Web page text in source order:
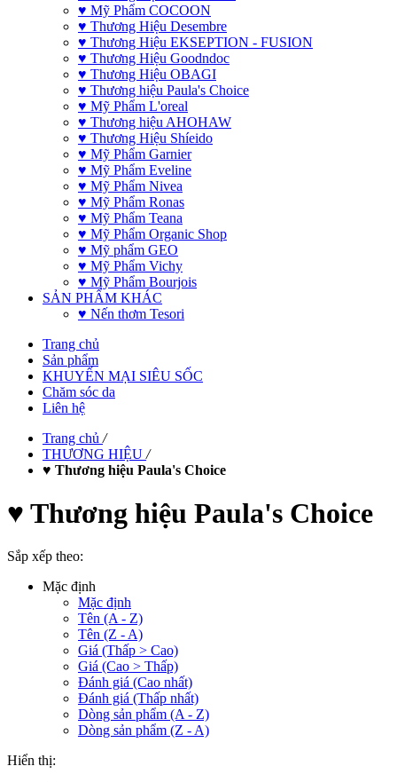
♥ Mỹ Phẩm COCOON
♥ Thương Hiệu Desembre
♥ Thương Hiệu EKSEPTION - FUSION
♥ Thương Hiệu Goodndoc
♥ Thương Hiệu OBAGI
♥ Thương hiệu Paula's Choice
♥ Mỹ Phẩm L'oreal
♥ Thương hiệu AHOHAW
♥ Thương Hiệu Shíeido
♥ Mỹ Phẩm Garnier
♥ Mỹ Phẩm Eveline
♥ Mỹ Phẩm Nivea
♥ Mỹ Phẩm Ronas
♥ Mỹ Phẩm Teana
♥ Mỹ Phẩm Organic Shop
♥ Mỹ phẩm GEO
♥ Mỹ Phẩm Vichy
♥ Mỹ Phẩm Bourjois
SẢN PHẨM KHÁC
♥ Nến thơm Tesori
Trang chủ
Sản phẩm
KHUYẾN MẠI SIÊU SỐC
Chăm sóc da
Liên hệ
Trang chủ /
THƯƠNG HIỆU /
♥ Thương hiệu Paula's Choice
♥ Thương hiệu Paula's Choice
Sắp xếp theo:
Mặc định
Mặc định
Tên (A - Z)
Tên (Z - A)
Giá (Thấp > Cao)
Giá (Cao > Thấp)
Đánh giá (Cao nhất)
Đánh giá (Thấp nhất)
Dòng sản phẩm (A - Z)
Dòng sản phẩm (Z - A)
Hiển thị: